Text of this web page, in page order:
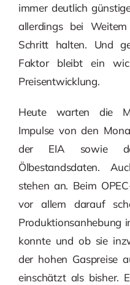
immer deutlich
allerdings bei
Schritt halten. Und
Faktor bleibt ein
Preisentwicklung.
Heute warten die
Impulse von den
der EIA sowie
Ölbestandsdaten.
stehen an. Beim
vor allem darauf
Produktionsanhebung
konnte und ob sie
der hohen Gaspreise
einschätzt als bisher.